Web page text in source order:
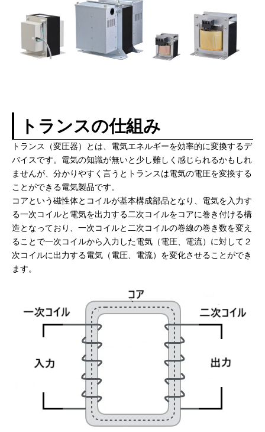
トランスの仕組み
トランス（変圧器）とは、電気エネルギーを効率的に変換するデ
バイスです。電気の知識が無いと少し難しく感じられるかもしれ
ませんが、分かりやすく言うとトランスは電気の電圧を変換する
ことができる電気製品です。
コアという磁性体とコイルが基本構成部品となり、電気を入力す
る一次コイルと電気を出力する二次コイルをコアに巻き付ける構
造となっており、一次コイルと二次コイルの巻線の巻き数を変え
ることで一次コイルから入力した電気（電圧、電流）に対して２
次コイルに出力する電気（電圧、電流）を変化させることができ
ます。